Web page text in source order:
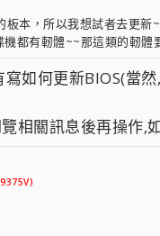
本，所以我想試者去更
都有軔體~~那這類的軔體
如何更新BIOS(當
相關訊息後再操作,